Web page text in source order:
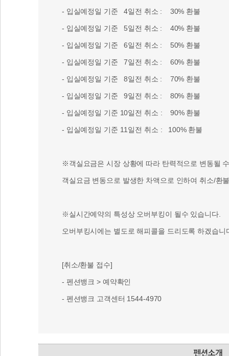
- 입실예정일 기준 4일전 취소 : 30% 환불
- 입실예정일 기준 5일전 취소 : 40% 환불
- 입실예정일 기준 6일전 취소 : 50% 환불
- 입실예정일 기준 7일전 취소 : 60% 환불
- 입실예정일 기준 8일전 취소 : 70% 환불
- 입실예정일 기준 9일전 취소 : 80% 환불
- 입실예정일 기준 10일전 취소 : 90% 환불
- 입실예정일 기준 11일전 취소 : 100% 환불
※객실요금은 시장 상황에 따라 탄력적으로 변동될
객실요금 변동으로 발생한 차액으로 인하여 취소/환
※실시간예약의 특성상 오버부킹이 될수 있습니다.
오버부킹시에는 별도로 해피콜을 드리도록 하겠습니
[취소/환불 접수]
- 펜션뱅크 > 예약확인
- 펜션뱅크 고객센터 1544-4970